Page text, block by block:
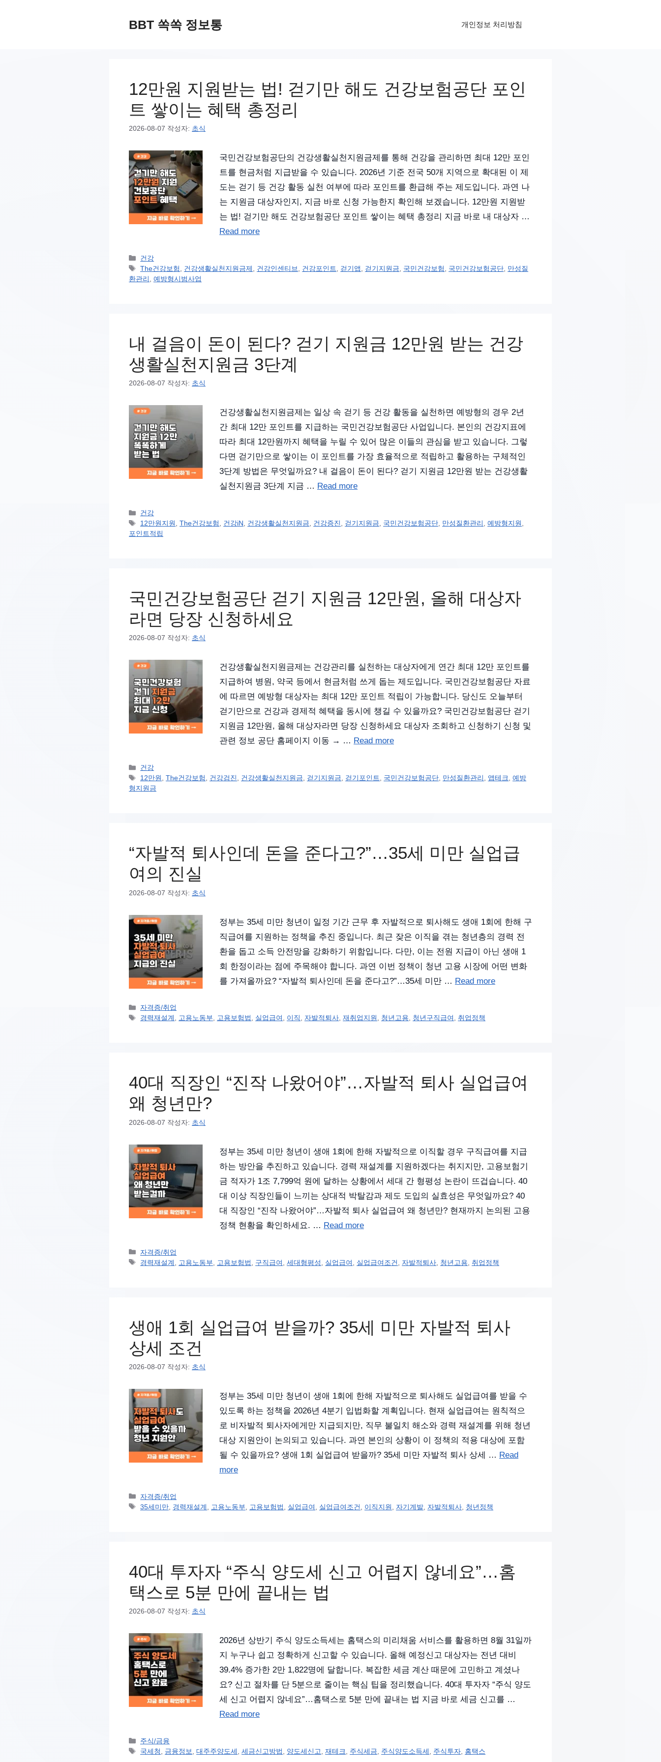
BBT 쏙쏙 정보통 개인정보 처리방침
12만원 지원받는 법! 걷기만 해도 건강보험공단 포인
트 쌓이는 혜택 총정리
2026-08-07 작성자: 초식
국민건강보험공단의 건강생활실천지원금제를 통해 건강을 관리하면 최대 12만 포인
트를 현금처럼 지급받을 수 있습니다. 2026년 기준 전국 50개 지역으로 확대된 이 제
도는 걷기 등 건강 활동 실천 여부에 따라 포인트를 환급해 주는 제도입니다. 과연 나
는 지원금 대상자인지, 지금 바로 신청 가능한지 확인해 보겠습니다. 12만원 지원받
는 법! 걷기만 해도 건강보험공단 포인트 쌓이는 혜택 총정리 지금 바로 내 대상자 …
Read more
카
테
고
건강
태
그
The건강보험 건강생활실천지원금제 건강인센티브 건강포인트 걷기앱 걷기지원금 국민건강보험 국민건강보험공단 만성질
환관리
예방형시범사업
내 걸음이 돈이 된다? 걷기 지원금 12만원 받는 건강
생활실천지원금 3단계
2026-08-07 작성자: 초식
건강생활실천지원금제는 일상 속 걷기 등 건강 활동을 실천하면 예방형의 경우 2년
간 최대 12만 포인트를 지급하는 국민건강보험공단 사업입니다. 본인의 건강지표에
따라 최대 12만원까지 혜택을 누릴 수 있어 많은 이들의 관심을 받고 있습니다. 그렇
다면 걷기만으로 쌓이는 이 포인트를 가장 효율적으로 적립하고 활용하는 구체적인
3단계 방법은 무엇일까요? 내 걸음이 돈이 된다? 걷기 지원금 12만원 받는 건강생활
실천지원금 3단계 지금 … Read more
카
테
고
건강
태
그
12만원지원,The건강보험, 건강iN, 건강생활실천지원금, 건강증진, 걷기지원금, 국민건강보험공단, 만성질환관리,예방형지원,
포인트적립
국민건강보험공단 걷기 지원금 12만원, 올해 대상자
라면 당장 신청하세요
2026-08-07 작성자: 초식
건강생활실천지원금제는 건강관리를 실천하는 대상자에게 연간 최대 12만 포인트를
지급하여 병원, 약국 등에서 현금처럼 쓰게 돕는 제도입니다. 국민건강보험공단 자료
에 따르면 예방형 대상자는 최대 12만 포인트 적립이 가능합니다. 당신도 오늘부터
걷기만으로 건강과 경제적 혜택을 동시에 챙길 수 있을까요? 국민건강보험공단 걷기
지원금 12만원, 올해 대상자라면 당장 신청하세요 대상자 조회하고 신청하기 신청 및
관련 정보 공단 홈페이지 이동 → … Read more
카
테
고
건강
태
그
12만원,The건강보험, 건강검진, 건강생활실천지원금, 걷기지원금, 걷기포인트, 국민건강보험공단, 만성질환관리, 앱테크,예방
형지원금
“자발적 퇴사인데 돈을 준다고?”…35세 미만 실업급
여의 진실
2026-08-07 작성자: 초식
정부는 35세 미만 청년이 일정 기간 근무 후 자발적으로 퇴사해도 생애 1회에 한해 구
직급여를 지원하는 정책을 추진 중입니다. 최근 잦은 이직을 겪는 청년층의 경력 전
환을 돕고 소득 안전망을 강화하기 위함입니다. 다만, 이는 전원 지급이 아닌 생애 1
회 한정이라는 점에 주목해야 합니다. 과연 이번 정책이 청년 고용 시장에 어떤 변화
를 가져올까요? “자발적 퇴사인데 돈을 준다고?”…35세 미만 … Read more
카
테
자격증/취업
태
경력재설계, 고용노동부, 고용보험법, 실업급여, 이직, 자발적퇴사,재취업지원, 청년고용, 청년구직급여, 취업정책
40대 직장인 “진작 나왔어야”…자발적 퇴사 실업급여
왜 청년만?
2026-08-07 작성자: 초식
정부는 35세 미만 청년이 생애 1회에 한해 자발적으로 이직할 경우 구직급여를 지급
하는 방안을 추진하고 있습니다. 경력 재설계를 지원하겠다는 취지지만, 고용보험기
금 적자가 1조 7,799억 원에 달하는 상황에서 세대 간 형평성 논란이 뜨겁습니다. 40
대 이상 직장인들이 느끼는 상대적 박탈감과 제도 도입의 실효성은 무엇일까요? 40
대 직장인 “진작 나왔어야”…자발적 퇴사 실업급여 왜 청년만? 현재까지 논의된 고용
정책 현황을 확인하세요. … Read more
카
테
자격증/취업
태
경력재설계 고용노동부 고용보험법 구직급여 ,세대형평성 실업급여 실업급여조건 자발적퇴사 청년고용 취업정책
생애 1회 실업급여 받을까? 35세 미만 자발적 퇴사
상세 조건
2026-08-07 작성자: 초식
정부는 35세 미만 청년이 생애 1회에 한해 자발적으로 퇴사해도 실업급여를 받을 수
있도록 하는 정책을 2026년 4분기 입법화할 계획입니다. 현재 실업급여는 원칙적으
로 비자발적 퇴사자에게만 지급되지만, 직무 불일치 해소와 경력 재설계를 위해 청년
대상 지원안이 논의되고 있습니다. 과연 본인의 상황이 이 정책의 적용 대상에 포함
될 수 있을까요? 생애 1회 실업급여 받을까? 35세 미만 자발적 퇴사 상세 … Read
more
카
테
자격증/취업
태
35세미만 경력재설계 고용노동부 고용보험법 실업급여 실업급여조건 이직지원 자기계발 자발적퇴사 청년정책
40대 투자자 “주식 양도세 신고 어렵지 않네요”…홈
택스로 5분 만에 끝내는 법
2026-08-07 작성자: 초식
2026년 상반기 주식 양도소득세는 홈택스의 미리채움 서비스를 활용하면 8월 31일까
지 누구나 쉽고 정확하게 신고할 수 있습니다. 올해 예정신고 대상자는 전년 대비
39.4% 증가한 2만 1,822명에 달합니다. 복잡한 세금 계산 때문에 고민하고 계셨나
요? 신고 절차를 단 5분으로 줄이는 핵심 팁을 정리했습니다. 40대 투자자 “주식 양도
세 신고 어렵지 않네요”…홈택스로 5분 만에 끝내는 법 지금 바로 세금 신고를 …
Read more
카
테
주식/금융
태
국세청 금융정보 ,대주주양도세 ,세금신고방법 양도세신고 ,재테크 주식세금 주식양도소득세 주식투자 홈택스